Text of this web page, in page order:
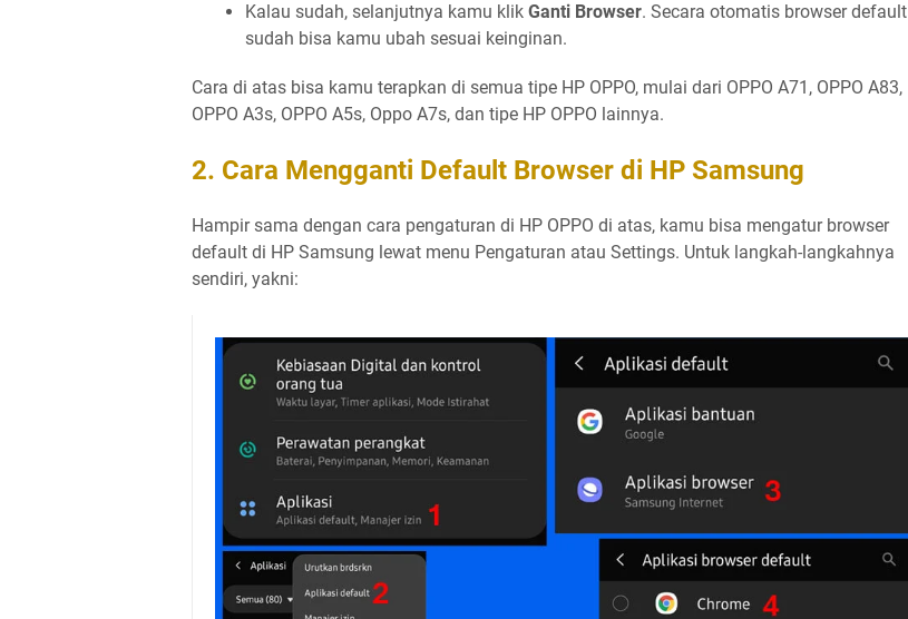
Kalau sudah, selanjutnya kamu klik Ganti Browser. Secara otomatis browser default
sudah bisa kamu ubah sesuai keinginan.
Cara di atas bisa kamu terapkan di semua tipe HP OPPO, mulai dari OPPO A71, OPPO A83,
OPPO A3s, OPPO A5s, Oppo A7s, dan tipe HP OPPO lainnya.
2. Cara Mengganti Default Browser di HP Samsung
Hampir sama dengan cara pengaturan di HP OPPO di atas, kamu bisa mengatur browser
default di HP Samsung lewat menu Pengaturan atau Settings. Untuk langkah-langkahnya
sendiri, yakni: